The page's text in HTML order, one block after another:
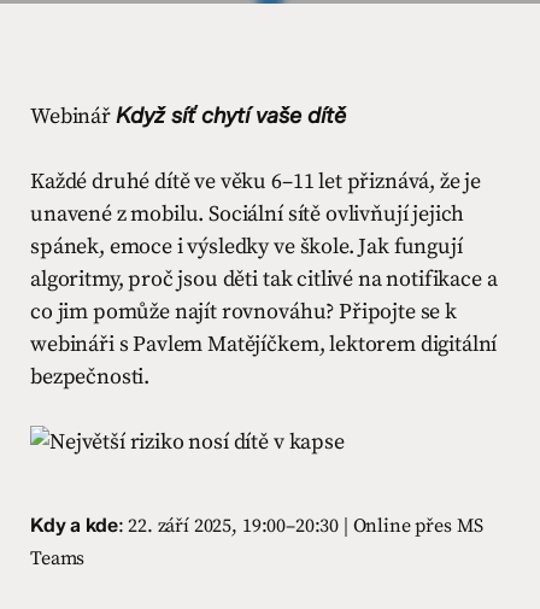
WebinářKdyž síť chytí vaše dítě
Každé druhé dítě ve věku 6–11 let přiznává, že je
unavené z mobilu. Sociální sítě ovlivňují jejich
spánek, emoce i výsledky ve škole. Jak fungují
algoritmy, proč jsou děti tak citlivé na notifikace a
co jim pomůže najít rovnováhu? Připojte se k
webináři s Pavlem Matějíčkem, lektorem digitální
bezpečnosti.
Kdy a kde: 22. září 2025, 19:00–20:30 | Online přes MS
Teams